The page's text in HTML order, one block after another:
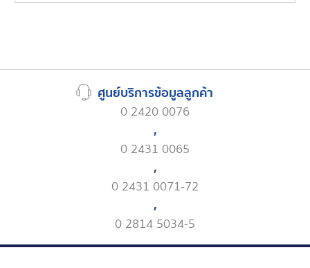
ศูนย์บริการข้อมูลลูกค้า
0 2420 0076
,
0 2431 0065
,
0 2431 0071-72
,
0 2814 5034-5